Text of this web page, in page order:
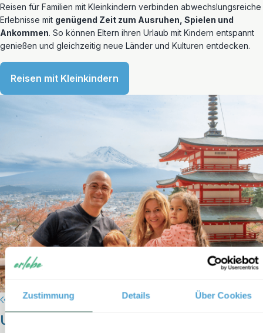
Zustimmung Details Über Cookies
Reisen für Familien mit Kleinkindern verbinden abwechslungsreiche
Erlebnisse mit genügend Zeit zum Ausruhen, Spielen und
Ankommen. So können Eltern ihren Urlaub mit Kindern entspannt
genießen und gleichzeitig neue Länder und Kulturen entdecken.
Reisen mit Kleinkindern
Urlaub mit Kindern bis 12 Jahre